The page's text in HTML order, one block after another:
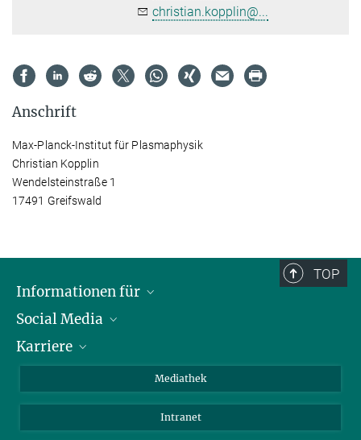
christian.kopplin@...
Anschrift
Max-Planck-Institut für Plasmaphysik
Christian Kopplin
Wendelsteinstraße 1
17491 Greifswald
TOP
Informationen für
Journalisten
Schule
Social Media
LinkedIn
Karriere
Mediathek
Intranet